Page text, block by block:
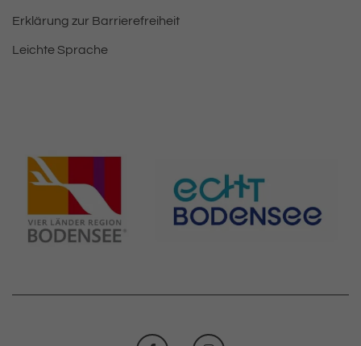
Erklärung zur Barrierefreiheit
Leichte Sprache